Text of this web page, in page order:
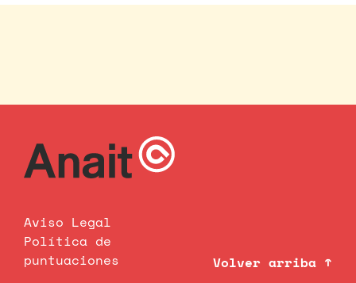
Aviso Legal
Política de
puntuaciones
Volver arriba ↑